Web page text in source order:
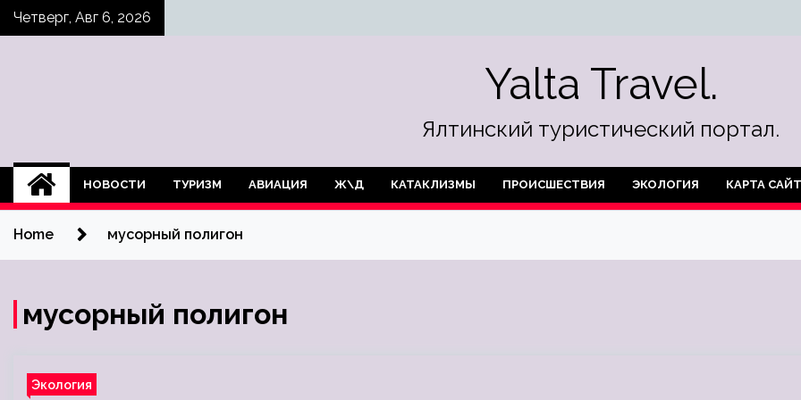
SkipЧетверг, Авг 6, 2026
Yalta Travel.
Ялтинский туристический портал.
НОВОСТИ ТУРИЗМ АВИАЦИЯ Ж\Д КАТАКЛИЗМЫ ПРОИСШЕСТВИЯ ЭКОЛОГИЯ КАРТА
Home мусорный полигон
мусорный полигон
Экология